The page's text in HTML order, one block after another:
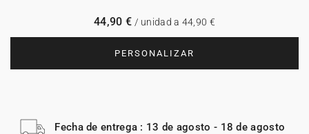
PERSONALIZAR
44,90 € / unidad a 44,90 €
Fecha de entrega : 13 de agosto - 18 de agosto